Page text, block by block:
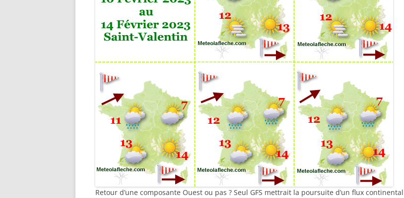
Retour d’une composante Ouest ou pas ? Seul GFS mettrait la poursuite d’un flux continental